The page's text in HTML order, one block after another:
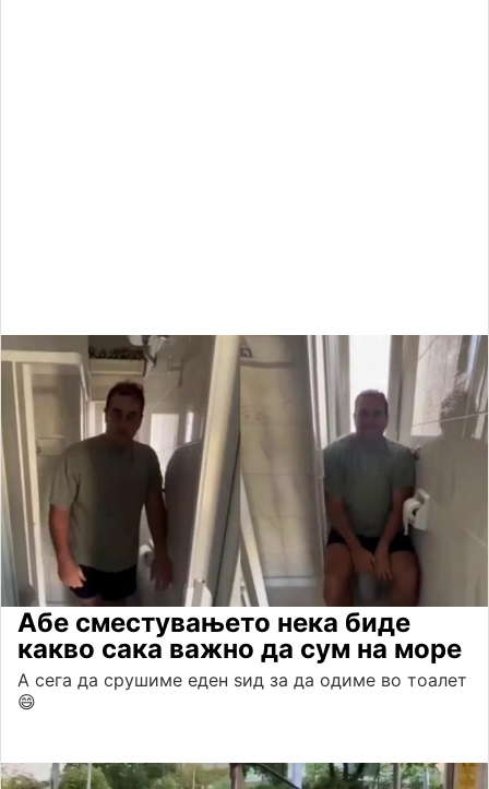
Абе сместувањето нека биде
какво сака важно да сум на море
А сега да срушиме еден ѕид за да одиме во тоалет
😄